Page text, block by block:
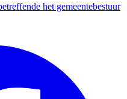
het gemeentebestuur